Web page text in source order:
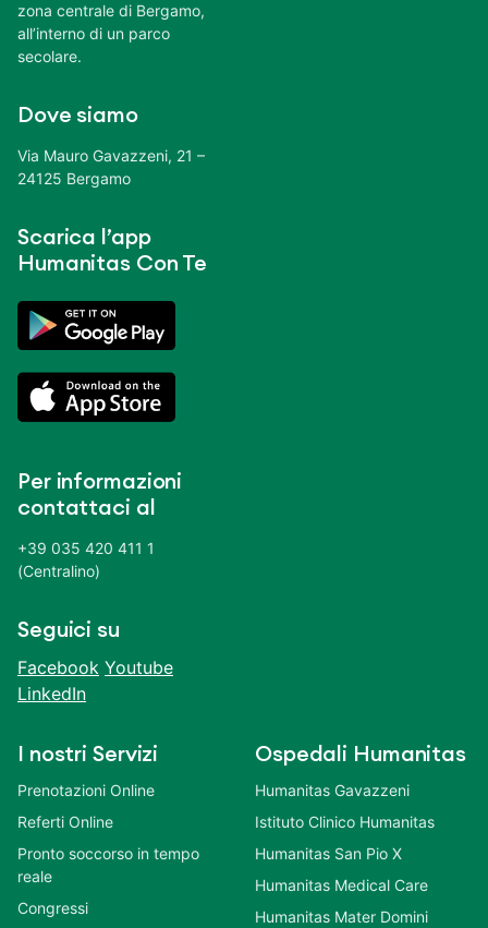
zona centrale di Bergamo,
all’interno di un parco
secolare.
Dove siamo
Via Mauro Gavazzeni, 21 –
24125 Bergamo
Scarica l’app
Humanitas Con Te
Per informazioni
contattaci al
+39 035 420 411 1
(Centralino)
Seguici su
Facebook Youtube
LinkedIn
I nostri Servizi
Prenotazioni Online
Referti Online
Pronto soccorso in tempo
reale
Congressi
Ospedali Humanitas
Humanitas Gavazzeni
Istituto Clinico Humanitas
Humanitas San Pio X
Humanitas Medical Care
Humanitas Mater Domini